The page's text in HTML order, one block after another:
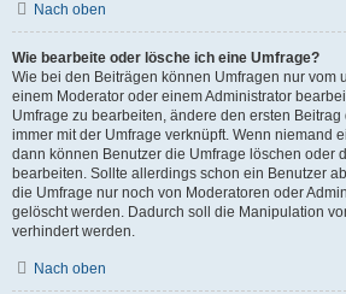
Nach oben
Wie bearbeite oder lösche ich eine Umfrage?
Wie bei den Beiträgen können Umfragen nur vom
einem Moderator oder einem Administrator
Umfrage zu bearbeiten, ändere den ersten
immer mit der Umfrage verknüpft. Wenn niemand
dann können Benutzer die Umfrage löschen oder
bearbeiten. Sollte allerdings schon ein Benutzer
die Umfrage nur noch von Moderatoren oder
gelöscht werden. Dadurch soll die Manipulation
verhindert werden.
Nach oben